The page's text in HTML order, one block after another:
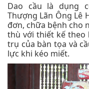
Dao cầu là dụng
Thượng Lãn Ông Lê
đơn, chữa bệnh cho
thù với thiết kế theo
trụ của bàn tọa và
lực khi kéo miết.